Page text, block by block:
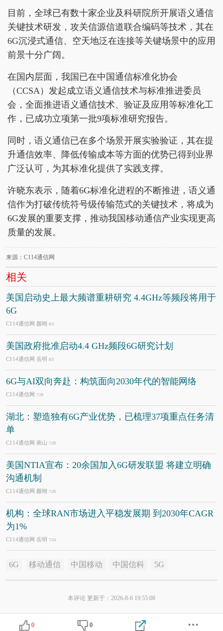
目前，全球已有数十家企业及科研院所开展语义通信
关键技术研发，攻关信源信道联合编码等技术，其在
6G沉浸式通信、空天地泛在连接等关键场景中的应用
前景十分广阔。
在国内层面，我国已在中国通信标准化协会
（CCSA）发起成立语义通信技术与标准推进委员
会，全面推进语义通信技术、验证及应用等标准化工
作，已成功立项第一批9项标准研究报告。
同时，语义通信已在多个场景开展实验验证，其在提
升通信效率、降低传输成本等方面的优势已得到业界
广泛认可，为其标准化提供了实践支撑。
许晓东表示，随着6G标准化进程的不断推进，语义通
信作为打破传统符号级传输范式的关键技术，将成为
6G发展的重要支撑，推动我国移动通信产业实现更高
质量的发展。
来源：C114通信网
相关
美国启动史上最大频谱重耕研究 4.4GHz等频段将用于
6G
C114通信网 颜翊 8/3
美国政府批准启动4.4 GHz频段6G研究计划
C114通信网 岳明 8/3
6G与AI双向奔赴：构筑面向2030年代的智能网络
C114通信网 7/29
湖北：塑造独有6G产业优势，已梳理37项重点任务清
单
C114通信网 南山 7/29
美国NTIA宣布：20余国加入6G研发联盟 将建立明确
沟通机制
C114通信网 颜翊 7/29
机构：全球RAN市场进入平稳发展期 到2030年CAGR
为1%
C114通信网 岳明 7/24
6G 移动通信 中国移动 中国信科 5G
本评论 更新于：2026-8-6 19:55:08
0 0